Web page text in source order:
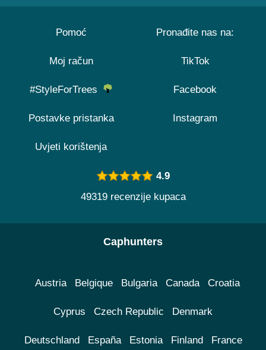
Pomoć
Moj račun
#StyleForTrees
Postavke pristanka
Uvjeti korištenja
Pronađite nas na:
TikTok
Facebook
Instagram
4.9
49319 recenzije kupaca
Caphunters
Austria Belgique Bulgaria Canada Croatia
Cyprus Czech Republic Denmark
Deutschland España Estonia Finland France